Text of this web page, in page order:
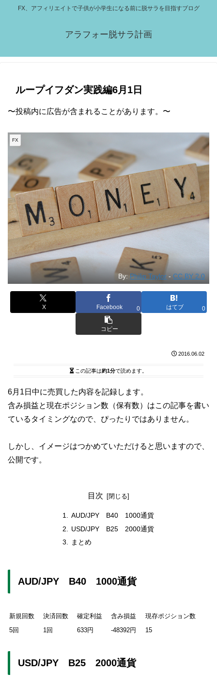
FX、アフィリエイトで子供が小学生になる前に脱サラを目指すブログ
アラフォー脱サラ計画
ループイフダン実践編6月1日
〜投稿内に広告が含まれることがあります。〜
FX
By: Philip Taylor -CC BY 2.0
X Facebook 0 はてブ 0
コピー
2016.06.02
この記事は約1分で読めます。
6月1日中に売買した内容を記録します。
含み損益と現在ポジション数（保有数）はこの記事を書い
ているタイミングなので、ぴったりではありません。
しかし、イメージはつかめていただけると思いますので、
公開です。
目次
AUD/JPY B40 1000通貨
USD/JPY B25 2000通貨
まとめ
AUD/JPY B40 1000通貨
新規回数 決済回数 確定利益 含み損益
現存ポジション数
5回
1回 633円 -48392円 15
USD/JPY B25 2000通貨